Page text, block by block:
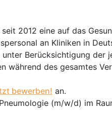
seit 2012 eine auf das
an Kliniken in
Berücksichtigung
während des gesamtes
bewerben! an.
(m/w/d) im